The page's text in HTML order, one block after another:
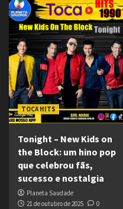
TOCA HITS
Tonight – New Kids on
the Block: um hino pop
que celebrou fãs,
sucesso e nostalgia
Planeta Saudade
21 de outubro de 2025
0